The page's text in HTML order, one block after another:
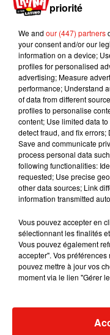
Publié : 7 août
c’est l’heure de
selon le Dr Paul
c’est à ce
faire l'amour. Et
horaire, l’orgasme
associée à la
termes,
améliorerait la
Mundo
priorité
We and our (447) partners
your consent and/or our
information on a device;
profiles for personalised
advertising; Measure
performance; Understand
of data from different
profiles to personalise
content; Use limited data
detect fraud, and fix
Save and communicate
process personal data
following functionalities:
requested; Use precise
other data sources; Link
information transmitted
Vous pouvez accepter en
sélectionnant les finalités
Vous pouvez également
accepter". Vos
pouvez mettre à jour vos
moment via le lien "Gérer